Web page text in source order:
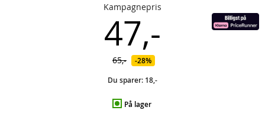
Kampagnepris
47,-
65,-
28%
Du sparer: 18,-
På lager